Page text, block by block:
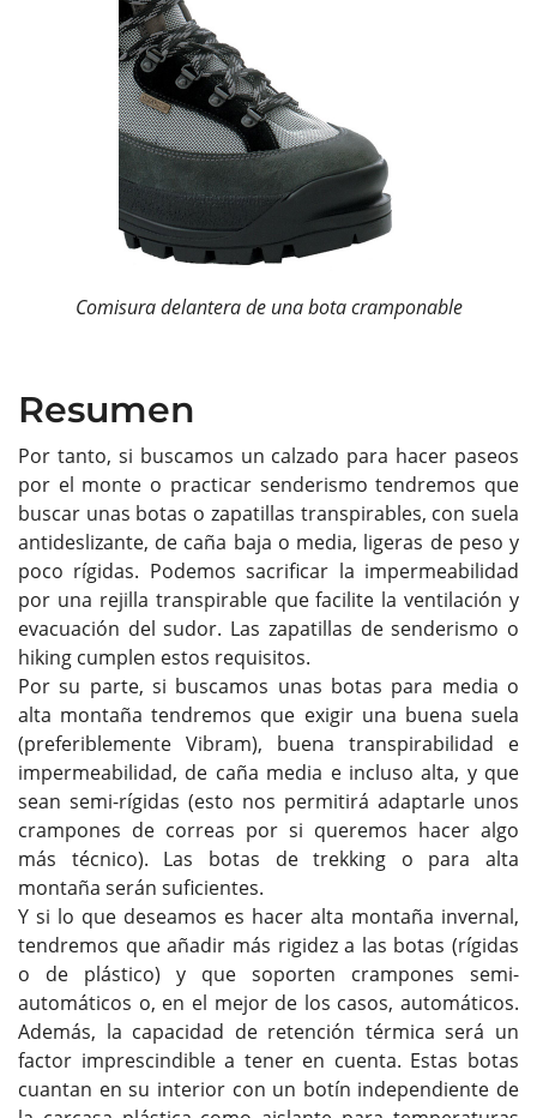
Comisura delantera de una bota cramponable
Resumen
Por tanto, si buscamos un calzado para hacer paseos
por el monte o practicar senderismo tendremos que
buscar unas botas o zapatillas transpirables, con suela
antideslizante, de caña baja o media, ligeras de peso y
poco rígidas. Podemos sacrificar la impermeabilidad
por una rejilla transpirable que facilite la ventilación y
evacuación del sudor. Las zapatillas de senderismo o
hiking cumplen estos requisitos.
Por su parte, si buscamos unas botas para media o
alta montaña tendremos que exigir una buena suela
(preferiblemente Vibram), buena transpirabilidad e
impermeabilidad, de caña media e incluso alta, y que
sean semi-rígidas (esto nos permitirá adaptarle unos
crampones de correas por si queremos hacer algo
más técnico). Las botas de trekking o para alta
montaña serán suficientes.
Y si lo que deseamos es hacer alta montaña invernal,
tendremos que añadir más rigidez a las botas (rígidas
o de plástico) y que soporten crampones semi-
automáticos o, en el mejor de los casos, automáticos.
Además, la capacidad de retención térmica será un
factor imprescindible a tener en cuenta. Estas botas
cuantan en su interior con un botín independiente de